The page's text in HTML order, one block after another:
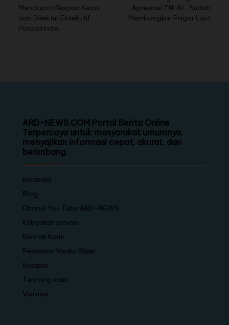
Mendapat Respon Keras
dari Direktur Eksekutif
Puspolrindo.
Apresiasi TNI AL, Sudah
Membongkar Pagar Laut
ARD-NEWS.COM Portal Berita Online
Terpercaya untuk masyarakat umumnya,
menyajikan informasi cepat, akurat, dan
berimbang.
Beranda
Blog
Chanel You Tube ARD-NEWS
Kebijakan privasi
Kontak Kami
Pedoman Media Siber
Redaksi
Tentang kami
Visi misi